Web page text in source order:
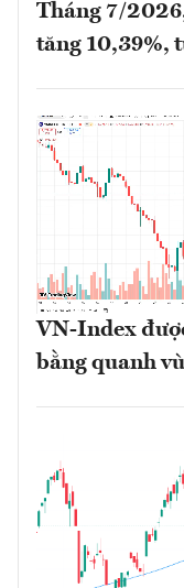
Tháng 7/
tăng 10,39%,
VN-Index
bằng quanh